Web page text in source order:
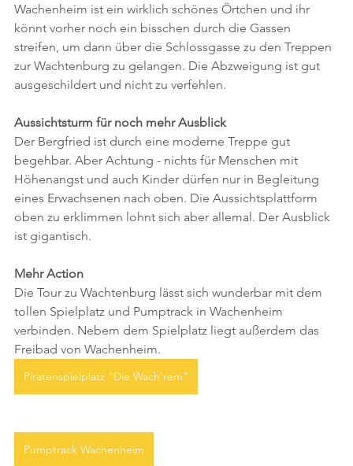
Wachenheim ist ein wirklich schönes Örtchen und ihr
könnt vorher noch ein bisschen durch die Gassen
streifen, um dann über die Schlossgasse zu den Treppen
zur Wachtenburg zu gelangen. Die Abzweigung ist gut
ausgeschildert und nicht zu verfehlen.
Aussichtsturm für noch mehr Ausblick
Der Bergfried ist durch eine moderne Treppe gut
begehbar. Aber Achtung - nichts für Menschen mit
Höhenangst und auch Kinder dürfen nur in Begleitung
eines Erwachsenen nach oben. Die Aussichtsplattform
oben zu erklimmen lohnt sich aber allemal. Der Ausblick
ist gigantisch.
Mehr Action
Die Tour zu Wachtenburg lässt sich wunderbar mit dem
tollen Spielplatz und Pumptrack in Wachenheim
verbinden. Nebem dem Spielplatz liegt außerdem das
Freibad von Wachenheim.
Piratenspielplatz "Die Wach'rem"
Pumptrack Wachenheim